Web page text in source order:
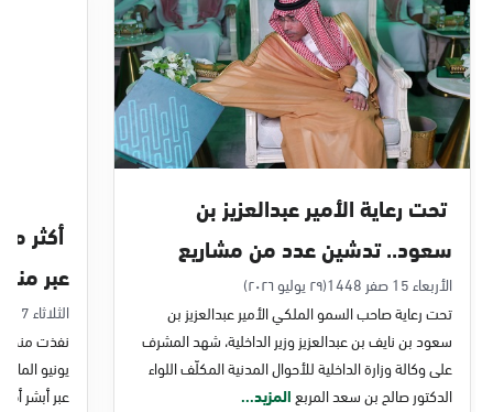
الدمام, الدمام - بنده حي أحد
الأحد - الخميس (08:00-14:30)
التوجه للموقع
الدمام, الدمام - الغرفة التجارية
التوجه للموقع
الدمام, الدمام - بنده - حي الشاطئ
الأحد - الخميس (08:00-14:30)
التوجه للموقع
تحت رعاية الأمير عبدالعزيز بن
سعود.. تدشين عدد من مشاريع
التحول الرقمي والخدمات الإلكترونية
للأحوال المدنية
الأربعاء 15 صفر 1448
(٢٩ يوليو ٢٠٢٦)
تحت رعاية صاحب السمو الملكي الأمير عبدالعزيز بن
سعود بن نايف بن عبدالعزيز وزير الداخلية، شهد المشرف
على وكالة وزارة الداخلية للأحوال المدنية المكلّف اللواء
الدكتور صالح بن سعد المربعالمزيد...
عبر
الثلاثاء 7 صفر 1448
نفذت منصة
عبر أبشر